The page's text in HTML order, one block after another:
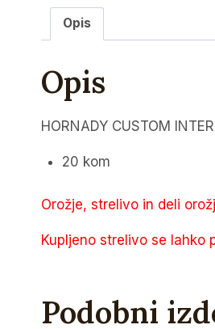
Opis
Opis
HORNADY CUSTOM
20 kom
Orožje, strelivo in deli
Kupljeno strelivo se lahko
Podobni